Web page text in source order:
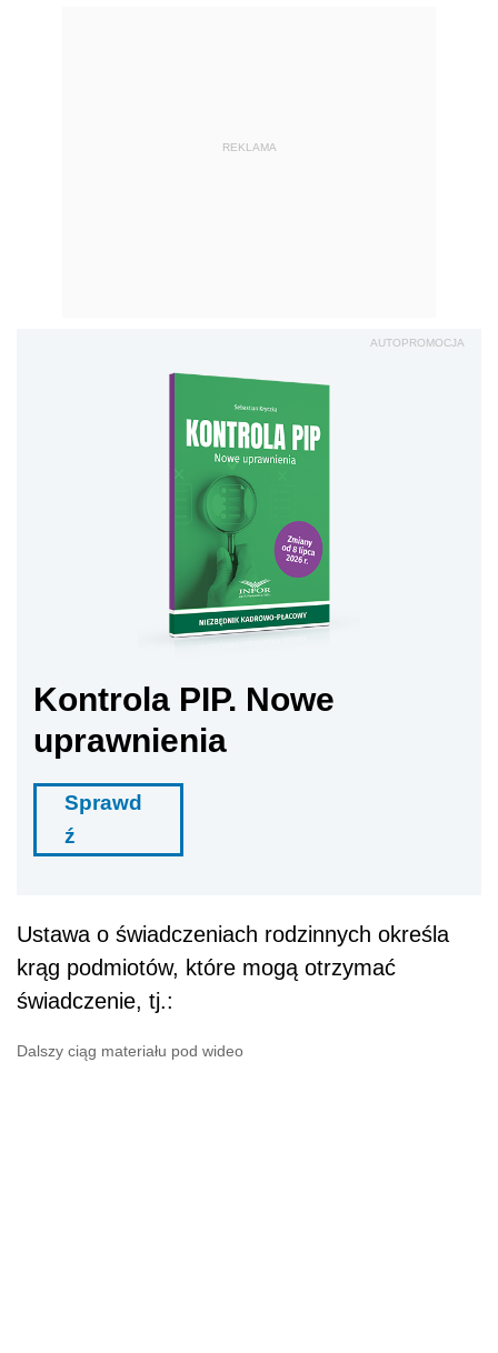
REKLAMA
AUTOPROMOCJA
Kontrola PIP. Nowe
uprawnienia
Sprawd
ź
Ustawa o świadczeniach rodzinnych określa
krąg podmiotów, które mogą otrzymać
świadczenie, tj.:
Dalszy ciąg materiału pod wideo